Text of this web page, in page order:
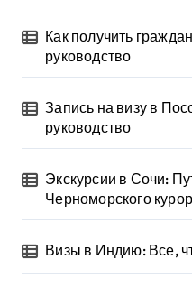
Как получить
руководство
Запись на визу в
руководство
Экскурсии в Сочи:
Черноморского
Визы в Индию: Все,